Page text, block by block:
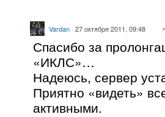
Vardan 27 октября 2011, 09:48
Спасибо за
«ИКЛС»…
Надеюсь, сервер
Приятно «видеть»
активными.